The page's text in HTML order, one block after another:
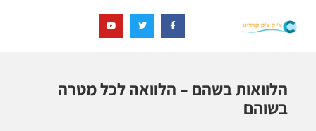
הלוואות בשהם – הלוואה לכל מטרה
בשוהם